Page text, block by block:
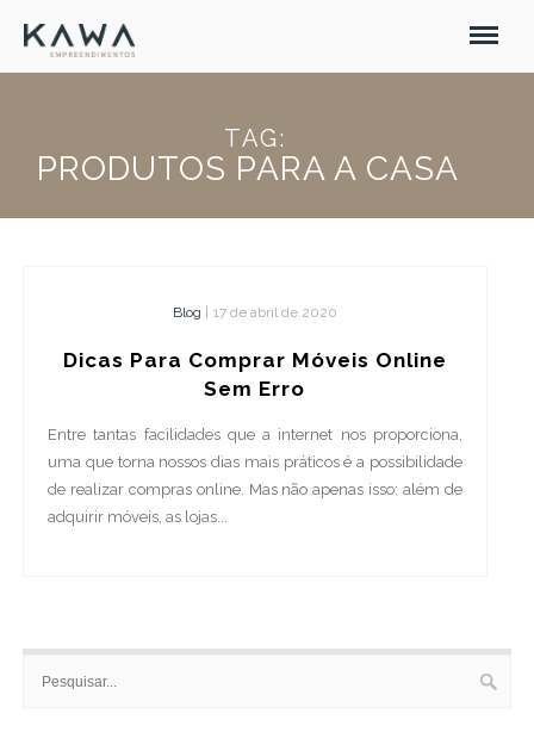
TAG:
PRODUTOS PARA A CASA
Blog 17 de abril de 2020
Dicas Para Comprar Móveis Online
Sem Erro
Entre tantas facilidades que a internet nos proporciona,
uma que torna nossos dias mais práticos é a possibilidade
de realizar compras online. Mas não apenas isso: além de
adquirir móveis, as lojas...